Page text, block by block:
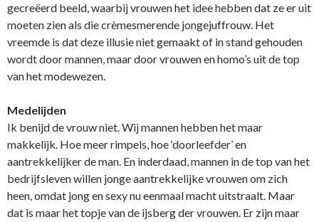
gecreëerd beeld, waarbij vrouwen het idee hebben dat ze er uit
moeten zien als die crèmesmerende jongejuffrouw. Het
vreemde is dat deze illusie niet gemaakt of in stand gehouden
wordt door mannen, maar door vrouwen en homo’s uit de top
van het modewezen.
Medelijden
Ik benijd de vrouw niet. Wij mannen hebben het maar
makkelijk. Hoe meer rimpels, hoe ‘doorleefder’ en
aantrekkelijker de man. En inderdaad, mannen in de top van het
bedrijfsleven willen jonge aantrekkelijke vrouwen om zich
heen, omdat jong en sexy nu eenmaal macht uitstraalt. Maar
dat is maar het topje van de ijsberg der vrouwen. Er zijn maar